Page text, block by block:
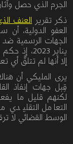
الجرم الذي حصل
ذكر تقرير العنف
العفو الدولية، أن
الجهات الرسمية ضد
يناير
، إذ حكم
إلا أنها لم تتلقَّ أي
يرى المليكي أن
قِبل جهات إنفاذ
لكنهم قليل ما
التعامل
الوسط القضائي لا